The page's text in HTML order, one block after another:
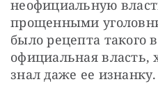
неофициальную
прощенными
было рецепта такого
официальная власть,
знал даже ее изнанку.